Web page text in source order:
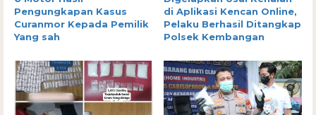
Pengungkapan Kasus
Curanmor Kepada Pemilik
Yang sah
di Aplikasi Kencan Online,
Pelaku Berhasil Ditangkap
Polsek Kembangan